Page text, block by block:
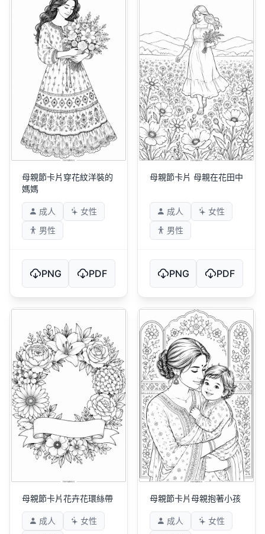
母親節卡片穿花紋洋裝的
媽媽
成人
女性
男性
PNG PDF
母親節卡片 母親在花田中
成人
女性
男性
PNG PDF
母親節卡片花卉花環絲帶
成人
女性
母親節卡片母親抱著小孩
成人
女性